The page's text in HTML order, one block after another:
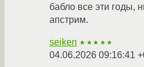
бабло все эти годы,
апстрим.
seiken ★★★★★
04.06.2026 09:16:41